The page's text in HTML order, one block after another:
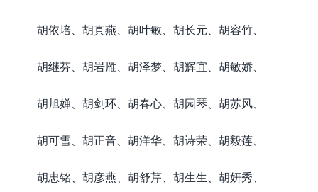
胡依培、胡真燕、胡叶敏、胡长元、胡容竹、
胡继芬、胡岩雁、胡泽梦、胡辉宜、胡敏娇、
胡旭婵、胡剑环、胡春心、胡园琴、胡苏风、
胡可雪、胡正音、胡洋华、胡诗荣、胡毅莲、
胡忠铭、胡彦燕、胡舒芹、胡生生、胡妍秀、